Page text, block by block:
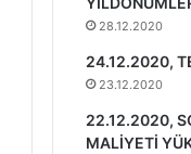
28.12.2020
24.12.2020,
23.12.2020
22.12.2020,
MALİYETİ